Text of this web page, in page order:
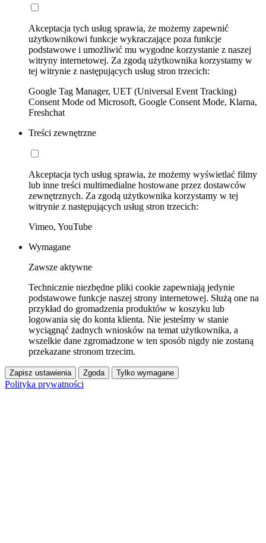
Akceptacja tych usług sprawia, że możemy zapewnić
użytkownikowi funkcje wykraczające poza funkcje
podstawowe i umożliwić mu wygodne korzystanie z naszej
witryny internetowej. Za zgodą użytkownika korzystamy w
tej witrynie z następujących usług stron trzecich:
Google Tag Manager, UET (Universal Event Tracking)
Consent Mode od Microsoft, Google Consent Mode, Klarna,
Freshchat
Treści zewnętrzne
Akceptacja tych usług sprawia, że możemy wyświetlać filmy
lub inne treści multimedialne hostowane przez dostawców
zewnętrznych. Za zgodą użytkownika korzystamy w tej
witrynie z następujących usług stron trzecich:
Vimeo, YouTube
Wymagane
Zawsze aktywne
Technicznie niezbędne pliki cookie zapewniają jedynie
podstawowe funkcje naszej strony internetowej. Służą one na
przykład do gromadzenia produktów w koszyku lub
logowania się do konta klienta. Nie jesteśmy w stanie
wyciągnąć żadnych wniosków na temat użytkownika, a
wszelkie dane zgromadzone w ten sposób nigdy nie zostaną
przekazane stronom trzecim.
Zapisz ustawienia Zgoda Tylko wymagane
Polityka prywatności